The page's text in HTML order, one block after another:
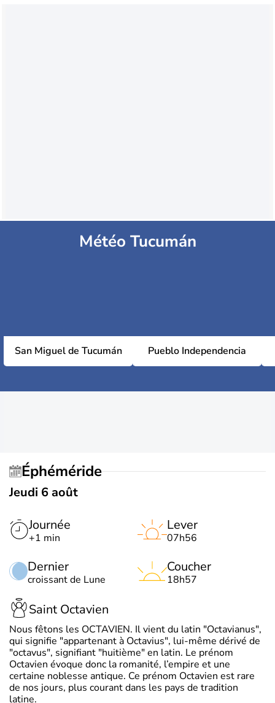
Météo Tucumán
San Miguel de Tucumán Pueblo Independencia
Éphéméride
Jeudi 6 août
Journée
+1 min
Dernier
croissant de Lune
Lever
07h56
Coucher
18h57
Saint Octavien
Nous fêtons les OCTAVIEN. Il vient du latin "Octavianus",
qui signifie "appartenant à Octavius", lui-même dérivé de
"octavus", signifiant "huitième" en latin. Le prénom
Octavien évoque donc la romanité, l’empire et une
certaine noblesse antique. Ce prénom Octavien est rare
de nos jours, plus courant dans les pays de tradition
latine.